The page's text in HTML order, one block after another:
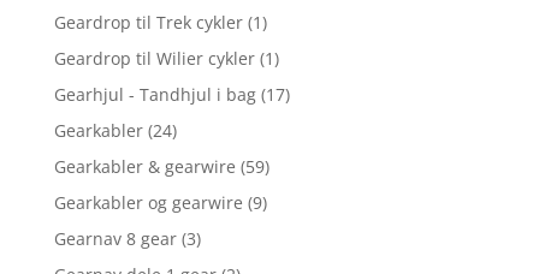
Geardrop til Trek cykler (1)
Geardrop til Wilier cykler (1)
Gearhjul - Tandhjul i bag (17)
Gearkabler (24)
Gearkabler & gearwire (59)
Gearkabler og gearwire (9)
Gearnav 8 gear (3)